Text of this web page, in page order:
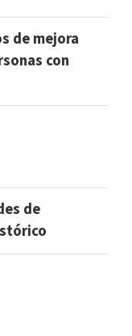
de mejora
con
de